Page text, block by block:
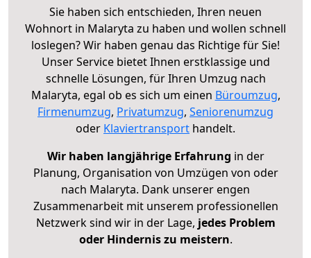
Sie haben sich entschieden, Ihren neuen
Wohnort in Malaryta zu haben und wollen schnell
loslegen? Wir haben genau das Richtige für Sie!
Unser Service bietet Ihnen erstklassige und
schnelle Lösungen, für Ihren Umzug nach
Malaryta, egal ob es sich um einen Büroumzug,
Firmenumzug, Privatumzug, Seniorenumzug
oder Klaviertransport handelt.
Wir haben langjährige Erfahrung in der
Planung, Organisation von Umzügen von oder
nach Malaryta. Dank unserer engen
Zusammenarbeit mit unserem professionellen
Netzwerk sind wir in der Lage, jedes Problem
oder Hindernis zu meistern.